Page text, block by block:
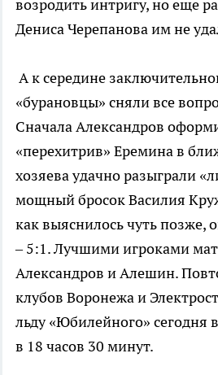
возродить интригу, но еще
Дениса Черепанова им не
А к середине
«бурановцы» сняли все
Сначала Александров
«перехитрив» Еремина в
хозяева удачно разыграли
мощный бросок Василия
как выяснилось чуть позже,
– 5:1. Лучшими игроками
Александров и Алешин.
клубов Воронежа и
льду «Юбилейного» сегодня
в 18 часов 30 минут.